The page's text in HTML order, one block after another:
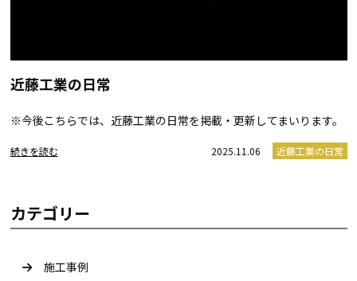
近藤工業の日常
※今後こちらでは、近藤工業の日常を掲載・更新してまいります。
続きを読む 2025.11.06 近藤工業の日常
カテゴリー
施工事例